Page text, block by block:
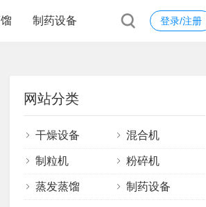
登录/注册
制药设备
网站分类
干燥设备 混合机
制粒机 粉碎机
蒸发蒸馏 制药设备